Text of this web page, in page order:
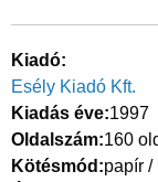
Kiadó
Esély Kiadó Kft.
Kiadás éve 1997
Oldalszám 160
Kötésmód papír /